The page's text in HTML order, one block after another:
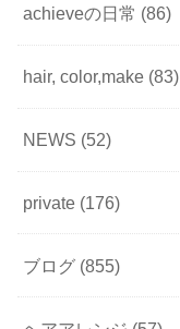
achieveの日常 (86)
hair, color,make (83)
NEWS (52)
private (176)
ブログ (855)